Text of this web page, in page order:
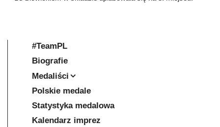
#TeamPL
Biografie
Medaliści
Polskie medale
Statystyka medalowa
Kalendarz imprez